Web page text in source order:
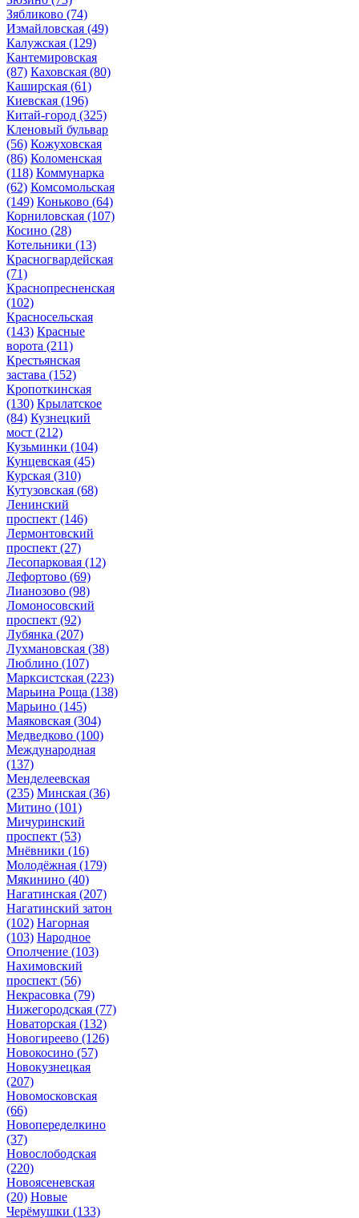
Зябликово (74)
Измайловская (49)
Калужская (129)
Кантемировская
(87) Каховская (80)
Каширская (61)
Киевская (196)
Китай-город (325)
Кленовый бульвар
(56) Кожуховская
(86) Коломенская
(118) Коммунарка
(62) Комсомольская
(149) Коньково (64)
Корниловская (107)
Косино (28)
Котельники (13)
Красногвардейская
(71)
Краснопресненская
(102)
Красносельская
(143) Красные
ворота (211)
Крестьянская
застава (152)
Кропоткинская
(130) Крылатское
(84) Кузнецкий
мост (212)
Кузьминки (104)
Кунцевская (45)
Курская (310)
Кутузовская (68)
Ленинский
проспект (146)
Лермонтовский
проспект (27)
Лесопарковая (12)
Лефортово (69)
Лианозово (98)
Ломоносовский
проспект (92)
Лубянка (207)
Лухмановская (38)
Люблино (107)
Марксистская (223)
Марьина Роща (138)
Марьино (145)
Маяковская (304)
Медведково (100)
Международная
(137)
Менделеевская
(235) Минская (36)
Митино (101)
Мичуринский
проспект (53)
Мнёвники (16)
Молодёжная (179)
Мякинино (40)
Нагатинская (207)
Нагатинский затон
(102) Нагорная
(103) Народное
Ополчение (103)
Нахимовский
проспект (56)
Некрасовка (79)
Нижегородская (77)
Новаторская (132)
Новогиреево (126)
Новокосино (57)
Новокузнецкая
(207)
Новомосковская
(66)
Новопеределкино
(37)
Новослободская
(220)
Новоясеневская
(20) Новые
Черёмушки (133)